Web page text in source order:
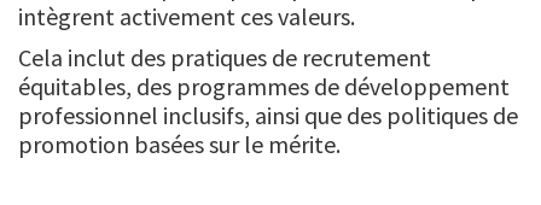
intègrent activement ces valeurs.
Cela inclut des pratiques de recrutement
équitables, des programmes de développement
professionnel inclusifs, ainsi que des politiques de
promotion basées sur le mérite.